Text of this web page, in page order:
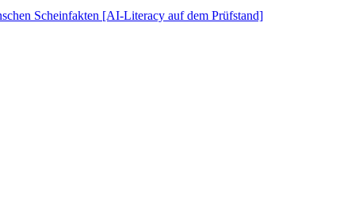
Scheinfakten [AI-Literacy auf dem Prüfstand]